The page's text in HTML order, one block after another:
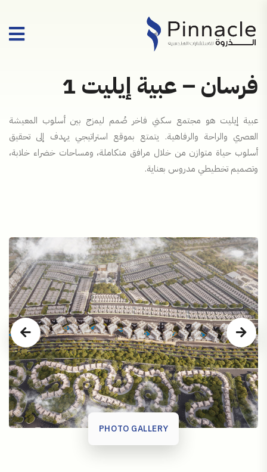
فرسان – عبية إيليت 1
عبية إيليت هو مجتمع سكني فاخر صُمم ليمزج بين أسلوب المعيشة
العصري والراحة والرفاهية. يتمتع بموقع استراتيجي يهدف إلى تحقيق
أسلوب حياة متوازن من خلال مرافق متكاملة، ومساحات خضراء خلابة،
وتصميم تخطيطي مدروس بعناية.
PHOTO GALLERY